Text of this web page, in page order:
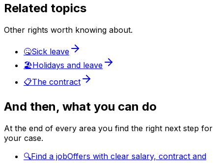
Related topics
Other rights worth knowing about.
🤒Sick leave
🏖️Holidays and leave
📋The contract
And then, what you can do
At the end of every area you find the right next step for
your case.
🔍Find a jobOffers with clear salary, contract and